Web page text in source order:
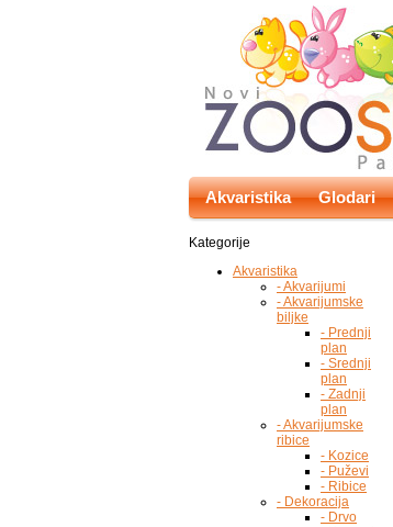
Akvaristika Glodari
Kategorije
Akvaristika
- Akvarijumi
- Akvarijumske
biljke
- Prednji
plan
- Srednji
plan
- Zadnji
plan
- Akvarijumske
ribice
- Kozice
- Puževi
- Ribice
- Dekoracija
- Drvo